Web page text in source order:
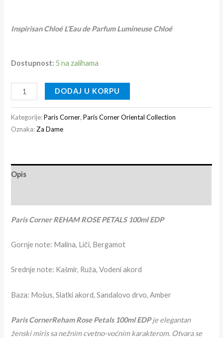
Inspirisan Chloé L’Eau de Parfum Lumineuse Chloé
Dostupnost: 5 na zalihama
DODAJ U KORPU
Kategorije:Paris Corner,Paris Corner Oriental Collection
Oznaka: Za Dame
Opis
Paris Corner REHAM ROSE PETALS 100ml EDP
Gornje note: Malina, Liči, Bergamot
Srednje note: Kašmir, Ruža, Vodeni akord
Baza: Mošus, Slatki akord, Sandalovo drvo, Amber
Paris CornerReham Rose Petals 100ml EDPje elegantan
ženski miris sa nežnim cvetno-voćnim karakterom. Otvara se